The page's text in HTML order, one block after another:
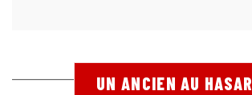
UN ANCIEN AU